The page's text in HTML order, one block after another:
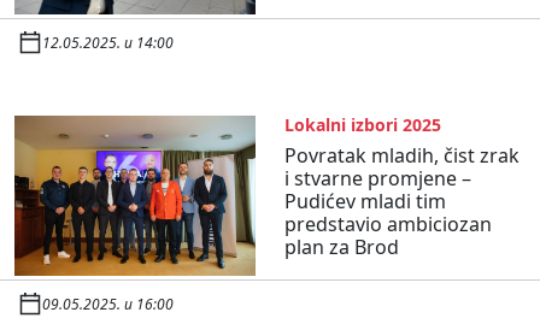
12.05.2025. u 14:00
Lokalni izbori 2025
Povratak mladih, čist zrak
i stvarne promjene –
Pudićev mladi tim
predstavio ambiciozan
plan za Brod
09.05.2025. u 16:00